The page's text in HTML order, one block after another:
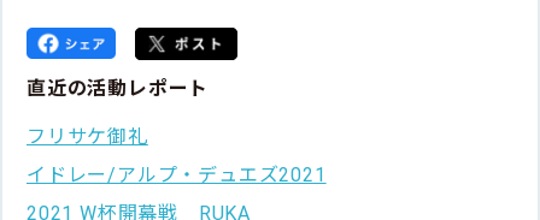
直近の活動レポート
フリサケ御礼
イドレー/アルプ・デュエズ2021
2021 W杯開幕戦 RUKA